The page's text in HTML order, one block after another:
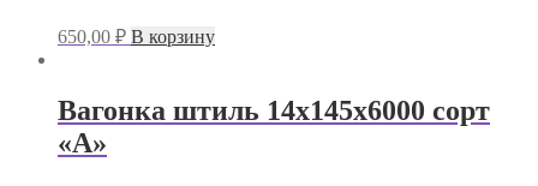
650,00 ₽ В корзину
Вагонка штиль 14х145х6000 сорт
«А»